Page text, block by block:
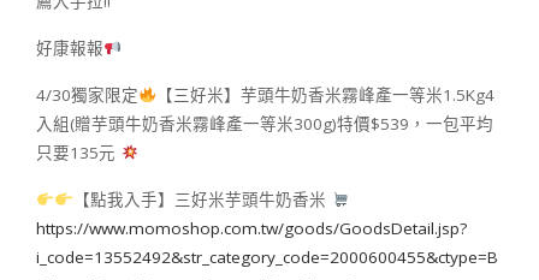
好康報報
4/30獨家限定
【三好米】芋頭牛奶香米霧峰產一等米1.5Kg4
入組(贈芋頭牛奶香米霧峰產一等米300g)特價$539，一包平均
只要135元
【點我入手】三好米芋頭牛奶香米
https://www.momoshop.com.tw/goods/GoodsDetail.jsp?
i_code=13552492&str_category_code=2000600455&ctype=B